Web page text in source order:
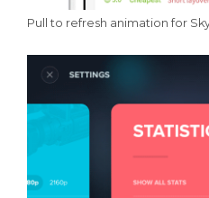
Pull to refresh animation for